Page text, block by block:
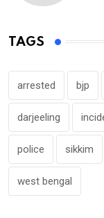
TAGS
arrested bjp
darjeeling
police sikkim
west bengal